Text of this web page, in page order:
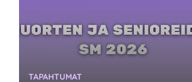
KATEGORIA:
TAPAHTUMAT